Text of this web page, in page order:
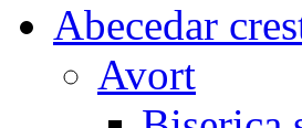
Abecedar
Avort